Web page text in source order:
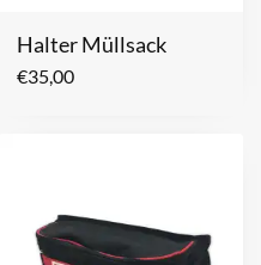
Halter Müllsack
€35,00